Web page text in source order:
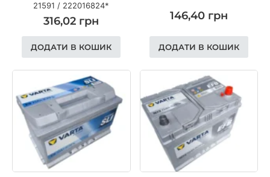
21591 / 222016824*
316,02 грн
ДОДАТИ В КОШИК
146,40 грн
ДОДАТИ В КОШИК